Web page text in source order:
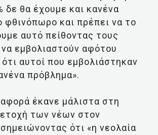
δε θα έχουμε και κανένα
φθινόπωρο και πρέπει να το
αυτό πείθοντας τους
εμβολιαστούν αφότου
αυτοί που εμβολιάστηκαν
πρόβλημα».
έκανε μάλιστα στη
των νέων στον
ότι «η νεολαία